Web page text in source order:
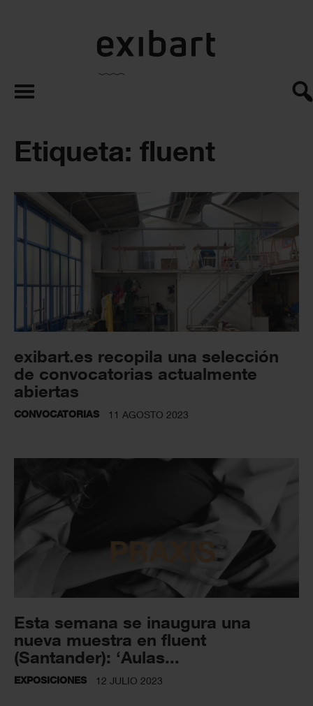
exibart.es
Etiqueta: fluent
exibart.es recopila una selección
de convocatorias actualmente
abiertas
CONVOCATORIAS 11 AGOSTO 2023
Esta semana se inaugura una
nueva muestra en fluent
(Santander): ‘Aulas...
EXPOSICIONES 12 JULIO 2023